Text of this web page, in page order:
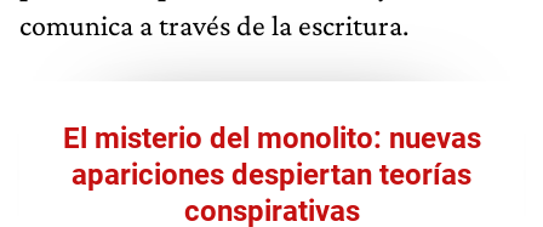
comunica a través de la escritura.
El misterio del monolito: nuevas
apariciones despiertan teorías
conspirativas